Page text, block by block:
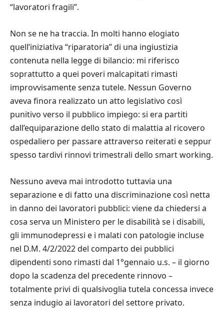
“lavoratori fragili”.
Non se ne ha traccia. In molti hanno elogiato
quell’iniziativa “riparatoria” di una ingiustizia
contenuta nella legge di bilancio: mi riferisco
soprattutto a quei poveri malcapitati rimasti
improvvisamente senza tutele. Nessun Governo
aveva finora realizzato un atto legislativo così
punitivo verso il pubblico impiego: si era partiti
dall’equiparazione dello stato di malattia al ricovero
ospedaliero per passare attraverso reiterati e seppur
spesso tardivi rinnovi trimestrali dello smart working.
Nessuno aveva mai introdotto tuttavia una
separazione e di fatto una discriminazione così netta
in danno dei lavoratori pubblici: viene da chiedersi a
cosa serva un Ministero per le disabilità se i disabili,
gli immunodepressi e i malati con patologie incluse
nel D.M. 4/2/2022 del comparto dei pubblici
dipendenti sono rimasti dal 1°gennaio u.s. – il giorno
dopo la scadenza del precedente rinnovo –
totalmente privi di qualsivoglia tutela concessa invece
senza indugio ai lavoratori del settore privato.